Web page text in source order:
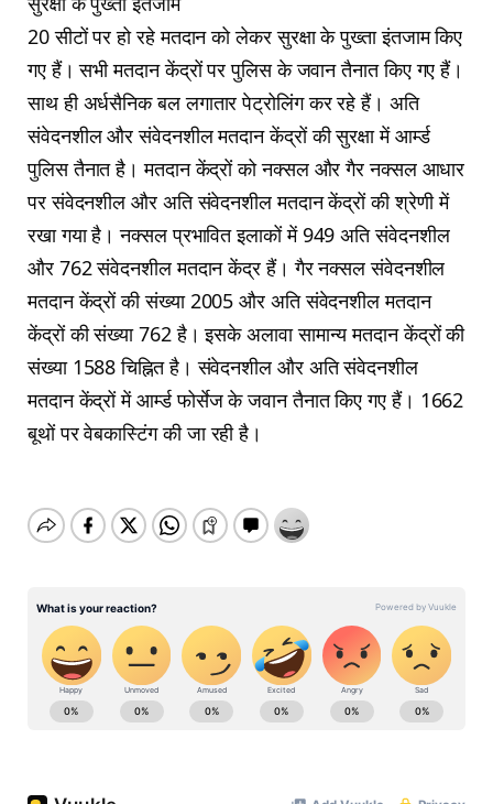
20 सीटों पर हो रहे मतदान को लेकर सुरक्षा के पुख्ता इंतजाम किए
गए हैं। सभी मतदान केंद्रों पर पुलिस के जवान तैनात किए गए हैं।
साथ ही अर्धसैनिक बल लगातार पेट्रोलिंग कर रहे हैं। अति
संवेदनशील और संवेदनशील मतदान केंद्रों की सुरक्षा में आर्म्ड
पुलिस तैनात है। मतदान केंद्रों को नक्सल और गैर नक्सल आधार
पर संवेदनशील और अति संवेदनशील मतदान केंद्रों की श्रेणी में
रखा गया है। नक्सल प्रभावित इलाकों में 949 अति संवेदनशील
और 762 संवेदनशील मतदान केंद्र हैं। गैर नक्सल संवेदनशील
मतदान केंद्रों की संख्या 2005 और अति संवेदनशील मतदान
केंद्रों की संख्या 762 है। इसके अलावा सामान्य मतदान केंद्रों की
संख्या 1588 चिह्नित है। संवेदनशील और अति संवेदनशील
मतदान केंद्रों में आर्म्ड फोर्सेज के जवान तैनात किए गए हैं। 1662
बूथों पर वेबकास्टिंग की जा रही है।